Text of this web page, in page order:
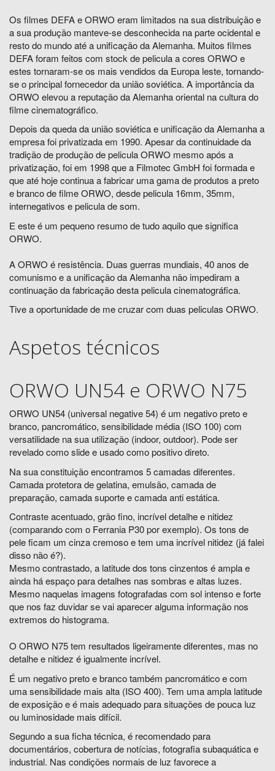
Os filmes DEFA e ORWO eram limitados na sua distribuição e
a sua produção manteve-se desconhecida na parte ocidental e
resto do mundo até a unificação da Alemanha. Muitos filmes
DEFA foram feitos com stock de pelicula a cores ORWO e
estes tornaram-se os mais vendidos da Europa leste, tornando-
se o principal fornecedor da união soviética. A importância da
ORWO elevou a reputação da Alemanha oriental na cultura do
filme cinematográfico.
Depois da queda da união soviética e unificação da Alemanha a
empresa foi privatizada em 1990. Apesar da continuidade da
tradição de produção de pelicula ORWO mesmo após a
privatização, foi em 1998 que a Filmotec GmbH foi formada e
que até hoje continua a fabricar uma gama de produtos a preto
e branco de filme ORWO, desde pelicula 16mm, 35mm,
internegativos e pelicula de som.
E este é um pequeno resumo de tudo aquilo que significa
ORWO.
A ORWO é resistência. Duas guerras mundiais, 40 anos de
comunismo e a unificação da Alemanha não impediram a
continuação da fabricação desta pelicula cinematográfica.
Tive a oportunidade de me cruzar com duas peliculas ORWO.
Aspetos técnicos
ORWO UN54 e ORWO N75
ORWO UN54 (universal negative 54) é um negativo preto e
branco, pancromático, sensibilidade média (ISO 100) com
versatilidade na sua utilização (indoor, outdoor). Pode ser
revelado como slide e usado como positivo direto.
Na sua constituição encontramos 5 camadas diferentes.
Camada protetora de gelatina, emulsão, camada de
preparação, camada suporte e camada anti estática.
Contraste acentuado, grão fino, incrível detalhe e nitidez
(comparando com o Ferrania P30 por exemplo). Os tons de
pele ficam um cinza cremoso e tem uma incrível nitidez (já falei
disso não é?).
Mesmo contrastado, a latitude dos tons cinzentos é ampla e
ainda há espaço para detalhes nas sombras e altas luzes.
Mesmo naquelas imagens fotografadas com sol intenso e forte
que nos faz duvidar se vai aparecer alguma informação nos
extremos do histograma.
O ORWO N75 tem resultados ligeiramente diferentes, mas no
detalhe e nitidez é igualmente incrível.
É um negativo preto e branco também pancromático e com
uma sensibilidade mais alta (ISO 400). Tem uma ampla latitude
de exposição e é mais adequado para situações de pouca luz
ou luminosidade mais difícil.
Segundo a sua ficha técnica, é recomendado para
documentários, cobertura de notícias, fotografia subaquática e
industrial. Nas condições normais de luz favorece a